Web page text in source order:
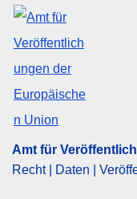
Amt für
Recht | Daten |